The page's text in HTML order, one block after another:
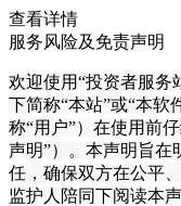
查看详情
服务风险及免责声明
欢迎使用“投资者服务
下简称“本站”或“本软
称“用户”）在使用前
声明”）。本声明旨在
任，确保双方在公平
监护人陪同下阅读本